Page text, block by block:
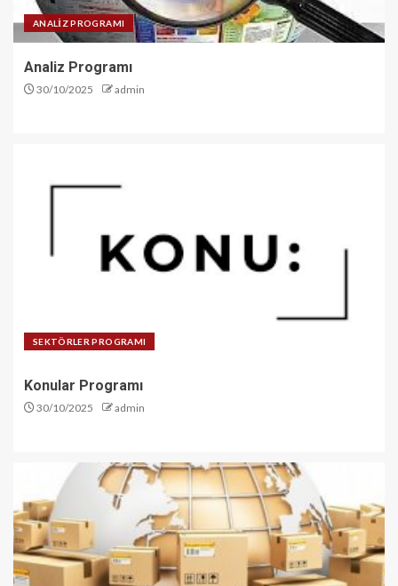
ANALİZ PROGRAMI
Analiz Programı
30/10/2025 admin
SEKTÖRLER PROGRAMI
Konular Programı
30/10/2025 admin